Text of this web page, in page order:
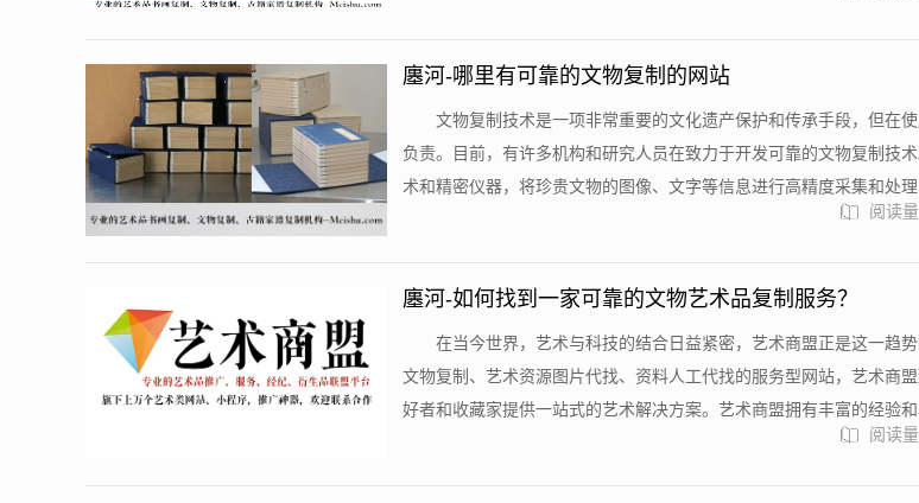
廛河-哪里有可靠的文物复制的网站
文物复制技术是一项非常重要的文化遗产保护和传承手段，但在
负责。目前，有许多机构和研究人员在致力于开发可靠的文物复制技
术和精密仪器，将珍贵文物的图像、文字等信息进行高精度采集和处理
阅读
廛河-如何找到一家可靠的文物艺术品复制服务？
在当今世界，艺术与科技的结合日益紧密，艺术商盟正是这一趋
文物复制、艺术资源图片代找、资料人工代找的服务型网站，艺术商
好者和收藏家提供一站式的艺术解决方案。艺术商盟拥有丰富的经验和
阅读